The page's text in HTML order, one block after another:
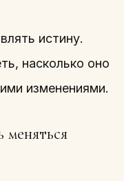
истину.
насколько оно
изменениями.